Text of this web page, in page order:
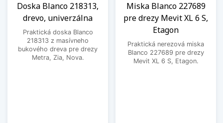
Doska Blanco 218313,
drevo, univerzálna
Praktická doska Blanco
218313 z masívneho
bukového dreva pre drezy
Metra, Zia, Nova.
Miska Blanco 227689
pre drezy Mevit XL 6 S,
Etagon
Praktická nerezová miska
Blanco 227689 pre drezy
Mevit XL 6 S, Etagon.